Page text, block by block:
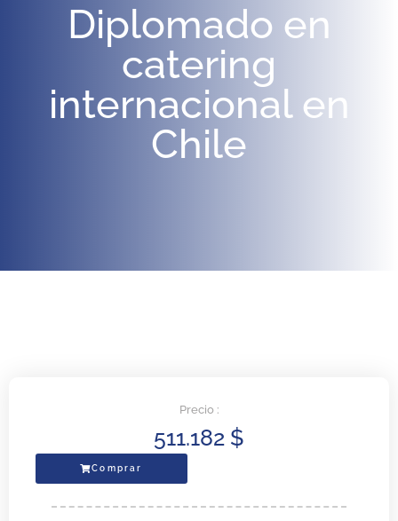
Diplomado en
catering
internacional en
Chile
Precio :
511.182 $
Comprar